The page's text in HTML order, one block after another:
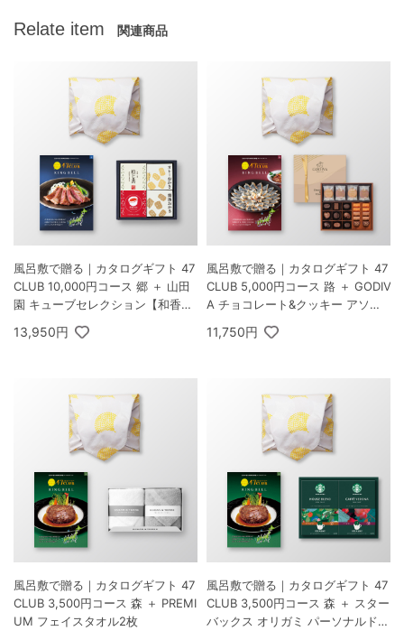
Relate item 関連商品
風呂敷で贈る｜カタログギフト 47
CLUB 10,000円コース 郷 ＋ 山田
園 キューブセレクション【和香房
13,950円
風呂敷で贈る｜カタログギフト 47
CLUB 5,000円コース 路 ＋ GODIV
A チョコレート&クッキー アソー
ッキー8枚入）
11,750円
風呂敷で贈る｜カタログギフト 47
CLUB 3,500円コース 森 ＋ PREMI
UM フェイスタオル2枚
風呂敷で贈る｜カタログギフト 47
CLUB 3,500円コース 森 ＋ スター
バックス オリガミ パーソナルドリ